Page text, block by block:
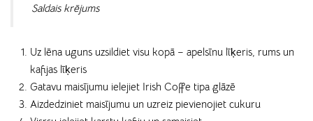
Saldais krējums
Uz lēna uguns uzsildiet visu kopā – apelsīnu līķeris, rums un
kafijas līķeris
Gatavu maisījumu ielejiet Irish Coffe tipa glāzē
Aizdedziniet maisījumu un uzreiz pievienojiet cukuru